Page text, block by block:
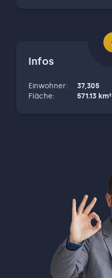
Infos
Einwohner:
37,305
Fläche: 571.13 km²